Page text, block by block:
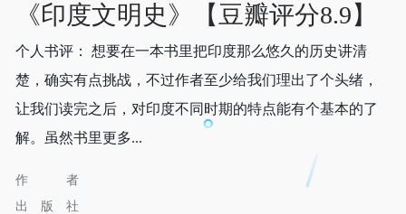
《印度文明史》【豆瓣评分8.9】
个人书评： 想要在一本书里把印度那么悠久的历史讲清
楚，确实有点挑战，不过作者至少给我们理出了个头绪，
让我们读完之后，对印度不同时期的特点能有个基本的了
解。虽然书里更多...
作者
出版社